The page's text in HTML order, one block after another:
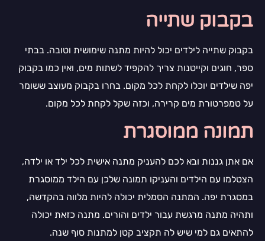
בקבוק שתייה
בקבוק שתייה לילדים יכול להיות מתנה שימושית וטובה. בבתי
ספר, חוגים וקייטנות צריך להקפיד לשתות מים, ואין כמו בקבוק
יפה שילדים יוכלו לקחת לכל מקום. בחרו בקבוק מעוצב ששומר
על טמפרטורת מים קרירה, וכזה שקל לקחת לכל מקום.
תמונה ממוסגרת
אם אתן גננות ובא לכם להעניק מתנה אישית לכל ילד או ילדה,
הצטלמו עם הילדים והעניקו תמונה שלכן עם הילד ממוסגרת
במסגרת יפה. המתנה הסמלית יכולה להיות מלווה בהקדשה,
ותהיה מתנה מרגשת עבור ילדים והורים. מתנה כזאת יכולה
להתאים גם למי שיש לה תקציב קטן למתנות סוף שנה.